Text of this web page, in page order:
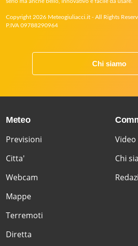
Copyright 2026 Meteogiuliacci.it - All Rights
P.IVA 09788290964
Chi siamo
Meteo
Previsioni
Citta'
Webcam
Mappe
Terremoti
Diretta
Video
Chi